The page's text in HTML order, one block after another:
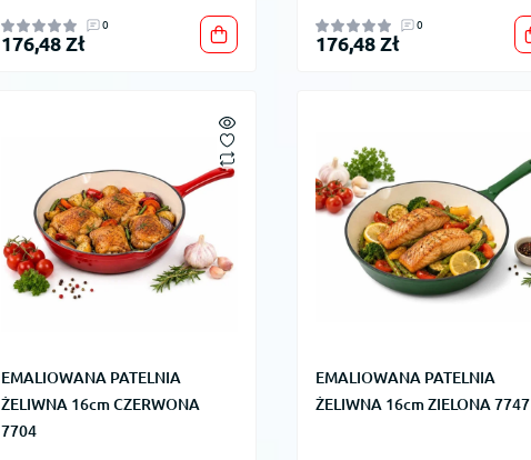
0
176,48 Zł
0
176,48 Zł
EMALIOWANA PATELNIA
ŻELIWNA 16cm CZERWONA
7704
EMALIOWANA PATELNIA
ŻELIWNA 16cm ZIELONA 7747